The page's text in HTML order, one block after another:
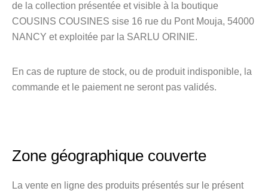
de la collection présentée et visible à la boutique
COUSINS COUSINES sise 16 rue du Pont Mouja, 54000
NANCY et exploitée par la SARLU ORINIE.
En cas de rupture de stock, ou de produit indisponible, la
commande et le paiement ne seront pas validés.
Zone géographique couverte
La vente en ligne des produits présentés sur le présent